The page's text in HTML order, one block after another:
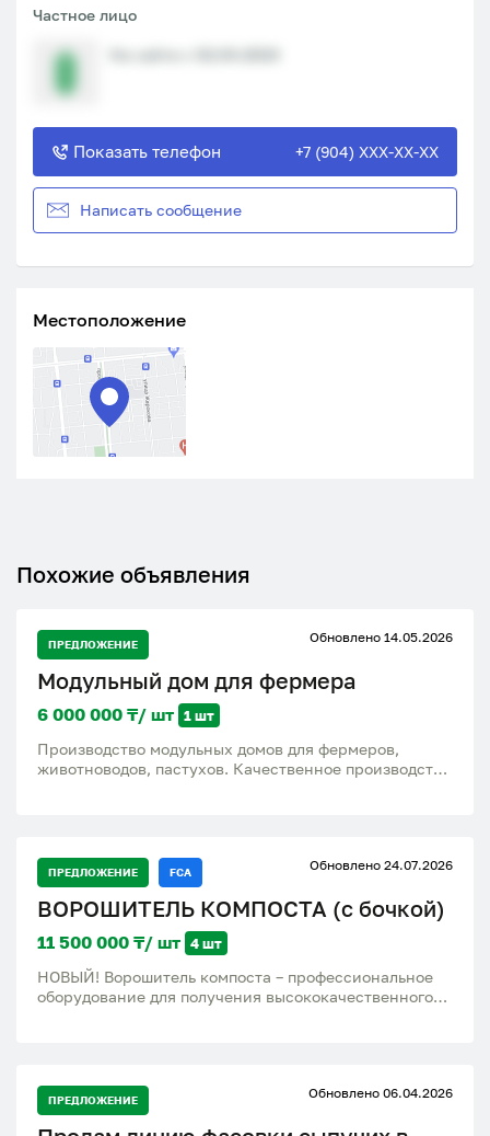
Частное лицо
Показать телефон +7 (904) XXX-XX-XX
Написать сообщение
Местоположение
Похожие объявления
ПРЕДЛОЖЕНИЕ Обновлено 14.05.2026
Модульный дом для фермера
6 000 000 ₸/ шт 1 шт
Производство модульных домов для фермеров,
животноводов, пастухов. Качественное производство
ПРЕДЛОЖЕНИЕ FCA Обновлено 24.07.2026
ВОРОШИТЕЛЬ КОМПОСТА (с бочкой)
11 500 000 ₸/ шт 4 шт
НОВЫЙ! Ворошитель компоста – профессиональное
оборудование для получения высококачественного
способствует эффективному охлаждению компоста в
процессе ворошения. Комплектуется бочкой (1000л)
ПРЕДЛОЖЕНИЕ Обновлено 06.04.2026